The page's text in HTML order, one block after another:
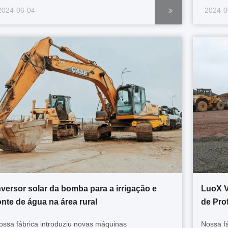
a inteligência e a conveniência trazidas
máquina! Com o barulho das máquinas, a nossa
06-04
pela
...
2024-
solar da bomba para a irrigação e
de água na área rural
fábrica introduziu novas máquinas
LuoX
de
Nossa